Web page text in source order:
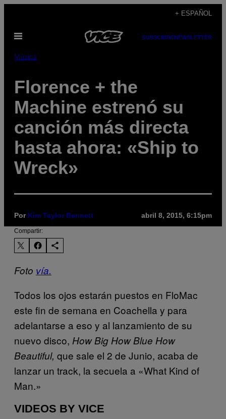
contenido
+ ESPAÑOL
Abrir
SUBSCRIBENEWSLETTER
Música
Florence + the
Machine estrenó su
canción más directa
hasta ahora: «Ship to
Wreck»
Por Kim Taylor Bennett abril 8, 2015, 6:15pm
Compartir:
Foto vía.
Todos los ojos estarán puestos en FloMac
este fin de semana en Coachella y para
adelantarse a eso y al lanzamiento de su
nuevo disco, How Big How Blue How
Beautiful, que sale el 2 de Junio, acaba de
lanzar un track, la secuela a «What Kind of
Man.»
VIDEOS BY VICE